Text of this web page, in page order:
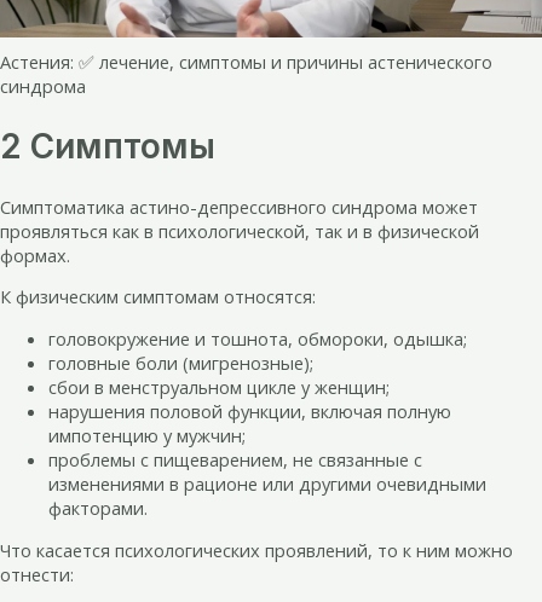
Астения: ✅ лечение, симптомы и причины астенического
синдрома
2 Симптомы
Симптоматика астино-депрессивного синдрома может
проявляться как в психологической, так и в физической
формах.
К физическим симптомам относятся:
головокружение и тошнота, обмороки, одышка;
головные боли (мигренозные);
сбои в менструальном цикле у женщин;
нарушения половой функции, включая полную
импотенцию у мужчин;
проблемы с пищеварением, не связанные с
изменениями в рационе или другими очевидными
факторами.
Что касается психологических проявлений, то к ним можно
отнести: